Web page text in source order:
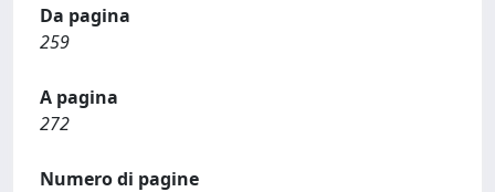
Da pagina
259
A pagina
272
Numero di pagine